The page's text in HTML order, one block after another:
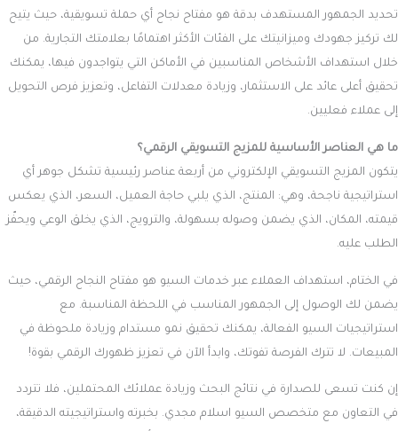
تحديد الجمهور المستهدف بدقة هو مفتاح نجاح أي حملة تسويقية، حيث يتيح
لك تركيز جهودك وميزانيتك على الفئات الأكثر اهتمامًا بعلامتك التجارية. من
خلال استهداف الأشخاص المناسبين في الأماكن التي يتواجدون فيها، يمكنك
تحقيق أعلى عائد على الاستثمار، وزيادة معدلات التفاعل، وتعزيز فرص التحويل
إلى عملاء فعليين.
ما هي العناصر الأساسية للمزيج التسويقي الرقمي؟
يتكون المزيج التسويقي الإلكتروني من أربعة عناصر رئيسية تشكل جوهر أي
استراتيجية ناجحة، وهي: المنتج، الذي يلبي حاجة العميل، السعر، الذي يعكس
قيمته، المكان، الذي يضمن وصوله بسهولة، والترويج، الذي يخلق الوعي ويحفّز
الطلب عليه.
في الختام، استهداف العملاء عبر خدمات السيو هو مفتاح النجاح الرقمي، حيث
يضمن لك الوصول إلى الجمهور المناسب في اللحظة المناسبة. مع
استراتيجيات السيو الفعالة، يمكنك تحقيق نمو مستدام وزيادة ملحوظة في
المبيعات. لا تترك الفرصة تفوتك، وابدأ الآن في تعزيز ظهورك الرقمي بقوة!
إن كنت تسعى للصدارة في نتائج البحث وزيادة عملائك المحتملين، فلا تتردد
في التعاون مع متخصص السيو اسلام مجدي. بخبرته واستراتيجيته الدقيقة،